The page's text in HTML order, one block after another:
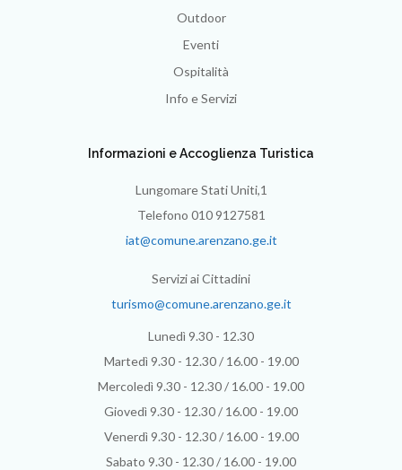
Outdoor
Eventi
Ospitalità
Info e Servizi
Informazioni e Accoglienza Turistica
Lungomare Stati Uniti,1
Telefono 010 9127581
iat@comune.arenzano.ge.it
Servizi ai Cittadini
turismo@comune.arenzano.ge.it
Lunedì 9.30 - 12.30
Martedì 9.30 - 12.30 / 16.00 - 19.00
Mercoledì 9.30 - 12.30 / 16.00 - 19.00
Giovedì 9.30 - 12.30 / 16.00 - 19.00
Venerdì 9.30 - 12.30 / 16.00 - 19.00
Sabato 9.30 - 12.30 / 16.00 - 19.00